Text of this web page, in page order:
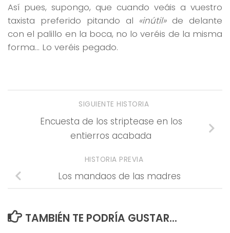
Así pues, supongo, que cuando veáis a vuestro
taxista preferido pitando al «inútil»de delante
con el palillo en la boca, no lo veréis de la misma
forma… Lo veréis pegado.
SIGUIENTE HISTORIA
Encuesta de los striptease en los
entierros acabada
HISTORIA PREVIA
Los mandaos de las madres
TAMBIÉN TE PODRÍA GUSTAR...